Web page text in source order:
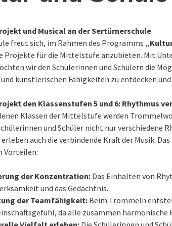
25-11-
– 80 (+)
(Auszüge aus dem)
Präventionskonzept
sexualisierte Gewalt
und Musical an der Sertürnerschule
freut sich, im Rahmen des Programms
Projekte für die Mittelstufe anzubieten. Mit
wir den Schülerinnen und Schülern die
künstlerischen Fähigkeiten zu entdecken
den Klassenstufen 5 und 6: Rhythmus
Klassen der Mittelstufe werden
und Schüler nicht nur verschiedene
auch die verbindende Kraft der Musik.
Vorteilen:
der Konzentration: Das Einhalten von
und das Gedächtnis.
der Teamfähigkeit:Beim Trommeln
da alle zusammen harmonische